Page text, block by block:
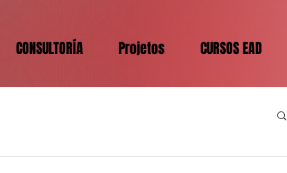
CONSULTORÍA Projetos CURSOS EAD